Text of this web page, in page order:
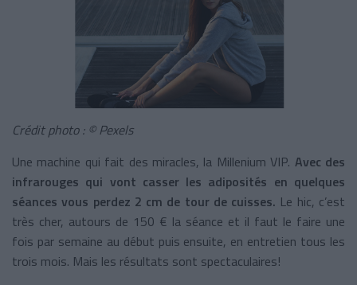
Crédit photo : © Pexels
Une machine qui fait des miracles, la Millenium VIP. Avec des
infrarouges qui vont casser les adiposités en quelques
séances vous perdez 2 cm de tour de cuisses. Le hic, c’est
très cher, autours de 150 € la séance et il faut le faire une
fois par semaine au début puis ensuite, en entretien tous les
trois mois. Mais les résultats sont spectaculaires!